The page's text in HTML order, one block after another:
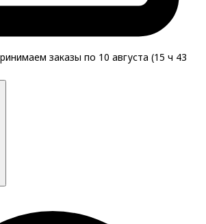
заказы по 10 августа (15 ч 43